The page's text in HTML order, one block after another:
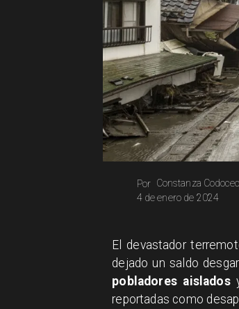
Constanza
Por
4 de enero de 2024
El devastador
dejado un saldo
pobladores aislados
reportadas como